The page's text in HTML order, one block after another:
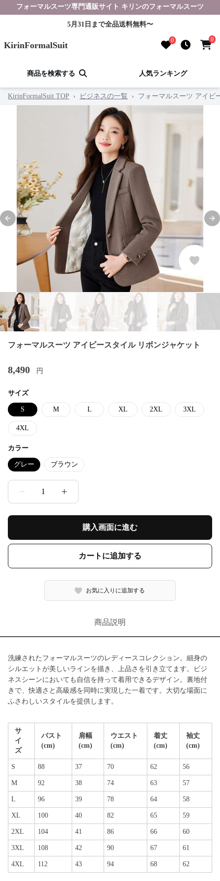
フォーマルスーツ専門通販サイト キリンのフォーマルスーツ
5月31日まで全品送料無料〜
KirinFormalSuit 0 0
商品を検索する 人気ランキング
KirinFormalSuit TOP › ビジネスの一覧 › フォーマルスーツ アイビ
Previous slide
フォーマルスーツ アイビースタイル リボンジャケット
8,490 円
サイズ
S M L XL 2XL 3XL
4XL
カラー
グレー ブラウン
1
購入画面に進む
カートに追加する
お気に入りに追加する
商品説明
洗練されたフォーマルスーツのレディースコレクション。細身の
シルエットが美しいラインを描き、上品さを引き立てます。ビジ
ネスシーンにおいても自信を持って着用できるデザイン。裏地付
きで、快適さと高級感を同時に実現した一着です。大切な場面に
ふさわしいスタイルを提供します。
サ
イ
ズ
バスト
(cm)
肩幅
(cm)
ウエスト
(cm)
着丈
(cm)
袖丈
(cm)
S 88 37 70 62 56
M 92 38 74 63 57
L 96 39 78 64 58
XL 100 40 82 65 59
2XL 104 41 86 66 60
3XL 108 42 90 67 61
4XL 112 43 94 68 62